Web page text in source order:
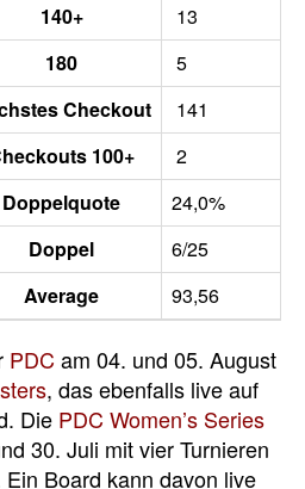
140+
13
180
5
Checkout
141
100+
2
Doppelquote
24,0%
Doppel
6/25
Average 93,56
PDC am 04. und 05. August
, das ebenfalls live auf
Die PDC Women’s Series
30. Juli mit vier Turnieren
Board kann davon live